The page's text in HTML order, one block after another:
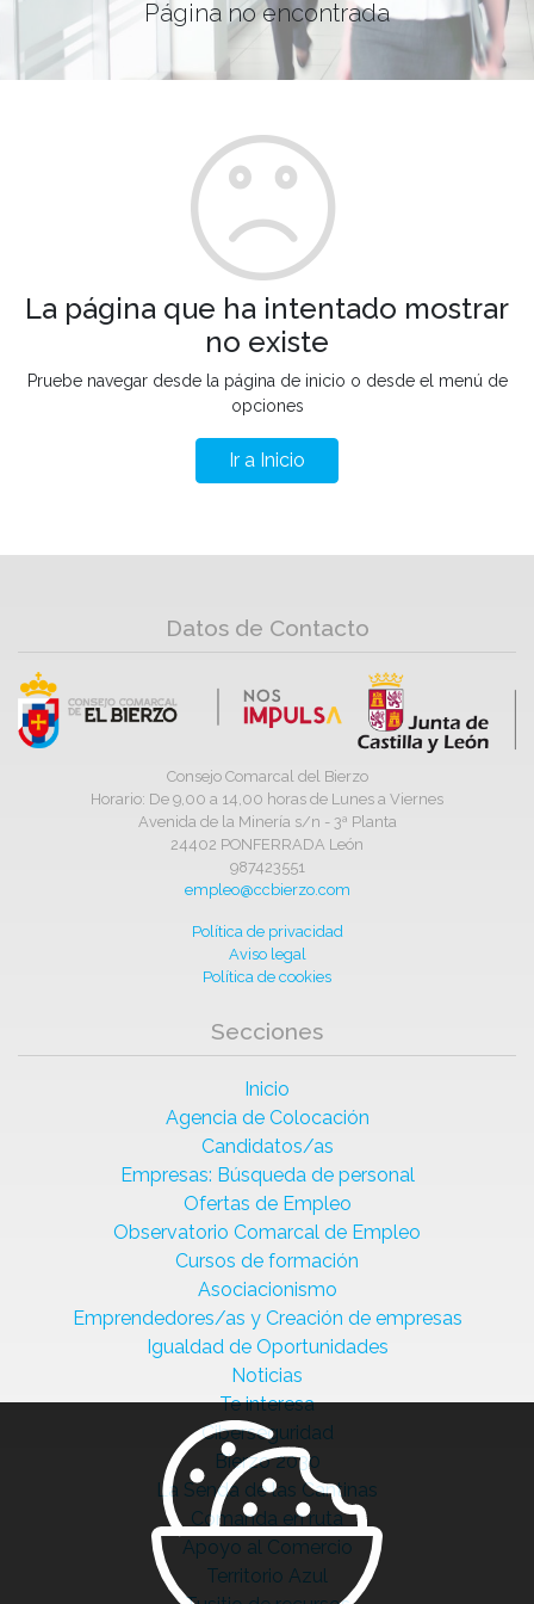
Página no encontrada
La página que ha intentado mostrar
no existe
Pruebe navegar desde la página de inicio o desde el menú de
opciones
Ir a Inicio
Datos de Contacto
Consejo Comarcal del Bierzo
Horario: De 9,00 a 14,00 horas de Lunes a Viernes
Avenida de la Minería s/n - 3ª Planta
24402 PONFERRADA León
987423551
empleo@ccbierzo.com
Política de privacidad
Aviso legal
Política de cookies
Secciones
Inicio
Agencia de Colocación
Candidatos/as
Empresas: Búsqueda de personal
Ofertas de Empleo
Observatorio Comarcal de Empleo
Cursos de formación
Asociacionismo
Emprendedores/as y Creación de empresas
Igualdad de Oportunidades
Noticias
Te interesa
Ciberseguridad
Bierzo 2030
La Senda de las Cantinas
Comanda en ruta
Apoyo al Comercio
Territorio Azul